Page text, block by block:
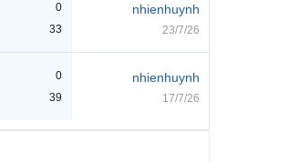
0
33
nhienhuynh
23/7/26
0
39
nhienhuynh
17/7/26